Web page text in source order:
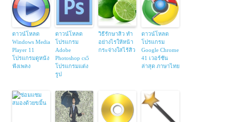
ดาวน์โหลด
Windows Media
Player 11
โปรแกรมดูหนัง
ฟังเพลง
ดาวน์โหลด
โปรแกรม
Adobe
Photoshop cs5
โปรแกรมแต่ง
รูป
วิธีรักษาสิว ทำ
อย่างไรให้หน้า
กระจ่างใสไร้สิว
ดาวน์โหลด
โปรแกรม
Google Chrome
41 เวอร์ชัน
ล่าสุด ภาษาไทย